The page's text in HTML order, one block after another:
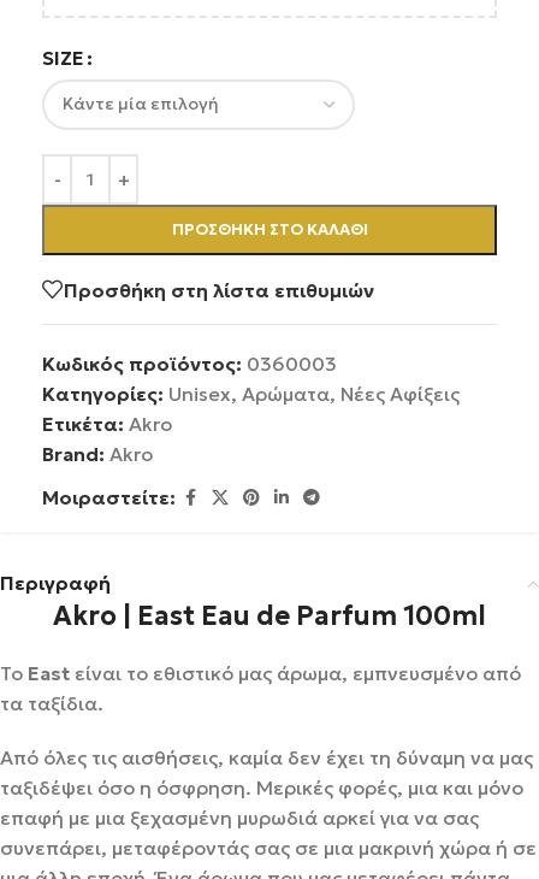
SIZE
ΠΡΟΣΘΉΚΗ ΣΤΟ ΚΑΛΆΘΙ
Προσθήκη στη λίστα επιθυμιών
Κωδικός προϊόντος: 0360003
Κατηγορίες: Unisex, Αρώματα, Νέες Αφίξεις
Ετικέτα: Akro
Brand: Akro
Μοιραστείτε:
Περιγραφή
Akro | East Eau de Parfum 100ml
Το East είναι το εθιστικό μας άρωμα, εμπνευσμένο από
τα ταξίδια.
Από όλες τις αισθήσεις, καμία δεν έχει τη δύναμη να μας
ταξιδέψει όσο η όσφρηση. Μερικές φορές, μια και μόνο
επαφή με μια ξεχασμένη μυρωδιά αρκεί για να σας
συνεπάρει, μεταφέροντάς σας σε μια μακρινή χώρα ή σε